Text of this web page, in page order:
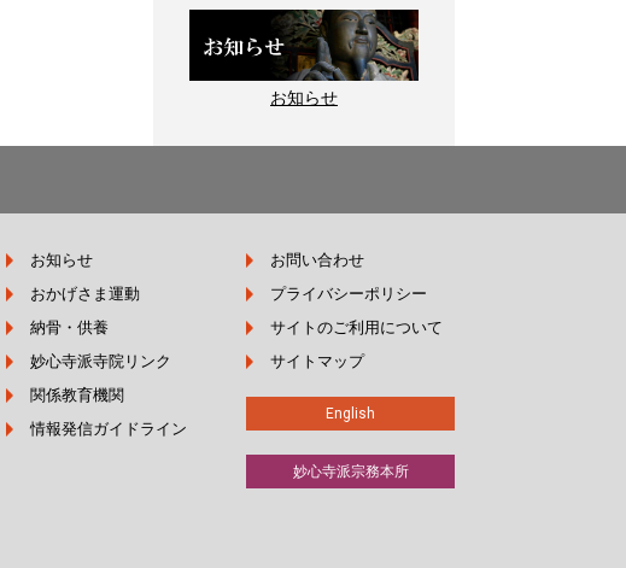
お知らせ
お知らせ
おかげさま運動
納骨・供養
妙心寺派寺院リンク
関係教育機関
情報発信ガイドライン
お問い合わせ
プライバシーポリシー
サイトのご利用について
サイトマップ
English
妙心寺派宗務本所